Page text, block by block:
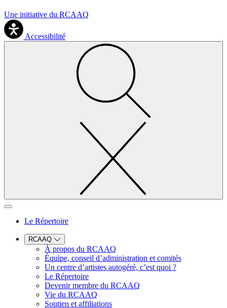
Une initiative du RCAAQ
Accessibilité
Le Répertoire
RCAAQ
À propos du RCAAQ
Équipe, conseil d’administration et comités
Un centre d’artistes autogéré, c’est quoi ?
Le Répertoire
Devenir membre du RCAAQ
Vie du RCAAQ
Soutien et affiliations